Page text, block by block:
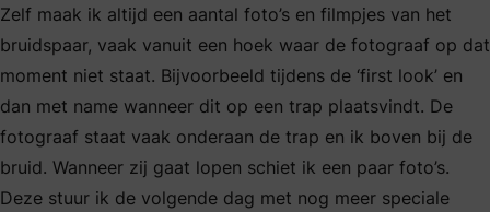
Zelf maak ik altijd een aantal foto’s en filmpjes van het
bruidspaar, vaak vanuit een hoek waar de fotograaf op dat
moment niet staat. Bijvoorbeeld tijdens de ‘first look’ en
dan met name wanneer dit op een trap plaatsvindt. De
fotograaf staat vaak onderaan de trap en ik boven bij de
bruid. Wanneer zij gaat lopen schiet ik een paar foto’s.
Deze stuur ik de volgende dag met nog meer speciale